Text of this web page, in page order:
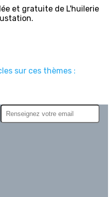
et gratuite de L'huilerie
sur ces thèmes :